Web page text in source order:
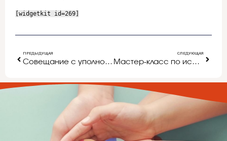
[widgetkit id=269]
ПРЕДЫДУЩАЯ
Совещание с уполномоченными представителями государственной экзаменационной комиссии
СЛЕДУЮЩАЯ
Мастер-класс по использованию интерактивных форм в работе с родителями